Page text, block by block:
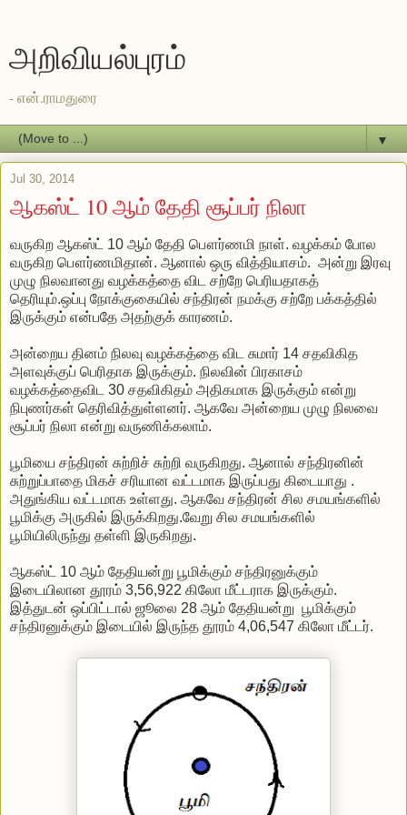
அறிவியல்புரம்
- என்.ராமதுரை
▼
Jul 30, 2014
ஆகஸ்ட் 10 ஆம் தேதி சூப்பர் நிலா
வருகிற ஆகஸ்ட் 10 ஆம் தேதி பௌர்ணமி நாள். வழக்கம் போல
வருகிற பௌர்ணமிதான். ஆனால் ஒரு வித்தியாசம். அன்று இரவு
முழு நிலவானது வழக்கத்தை விட சற்றே பெரியதாகத்
தெரியும்.ஒப்பு நோக்குகையில் சந்திரன் நமக்கு சற்றே பக்கத்தில்
இருக்கும் என்பதே அதற்குக் காரணம்.
அன்றைய தினம் நிலவு வழக்கத்தை விட சுமார் 14 சதவிகித
அளவுக்குப் பெரிதாக இருக்கும். நிலவின் பிரகாசம்
வழக்கத்தைவிட 30 சதவிகிதம் அதிகமாக இருக்கும் என்று
நிபுணர்கள் தெரிவித்துள்ளனர். ஆகவே அன்றைய முழு நிலவை
சூப்பர் நிலா என்று வருணிக்கலாம்.
பூமியை சந்திரன் சுற்றிச் சுற்றி வருகிறது. ஆனால் சந்திரனின்
சுற்றுப்பாதை மிகச் சரியான வட்டமாக இருப்பது கிடையாது .
அதுங்கிய வட்டமாக உள்ளது. ஆகவே சந்திரன் சில சமயங்களில்
பூமிக்கு அருகில் இருக்கிறது.வேறு சில சமயங்களில்
பூமியிலிருந்து தள்ளி இருகிறது.
ஆகஸ்ட் 10 ஆம் தேதியன்று பூமிக்கும் சந்திரனுக்கும்
இடையிலான தூரம் 3,56,922 கிலோ மீட்டராக இருக்கும்.
இத்துடன் ஒப்பிட்டால் ஜூலை 28 ஆம் தேதியன்று பூமிக்கும்
சந்திரனுக்கும் இடையில் இருந்த தூரம் 4,06,547 கிலோ மீட்டர்.